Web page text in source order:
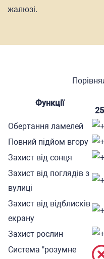
жалюзі.
Функції
Обертання ламелей
Повний підйом вгору
Захист від сонця
Захист від поглядів з
вулиці
Захист від відблисків
екрану
Захист рослин
Система "розумне